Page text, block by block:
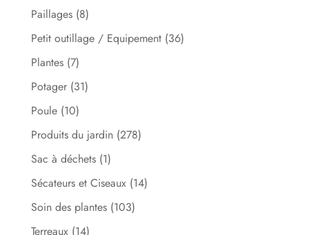
Paillages (8)
Petit outillage / Equipement (36)
Plantes (7)
Potager (31)
Poule (10)
Produits du jardin (278)
Sac à déchets (1)
Sécateurs et Ciseaux (14)
Soin des plantes (103)
Terreaux (14)